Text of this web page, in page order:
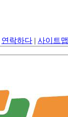
연락하다 | 사이트맵